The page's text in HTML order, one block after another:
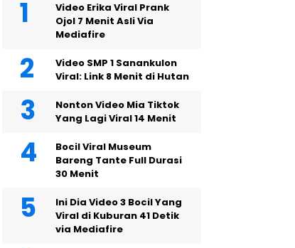
Video Erika Viral Prank
Ojol 7 Menit Asli Via
Mediafire
Video SMP 1 Sanankulon
Viral: Link 8 Menit di Hutan
Nonton Video Mia Tiktok
Yang Lagi Viral 14 Menit
Bocil Viral Museum
Bareng Tante Full Durasi
30 Menit
Ini Dia Video 3 Bocil Yang
Viral di Kuburan 41 Detik
via Mediafire